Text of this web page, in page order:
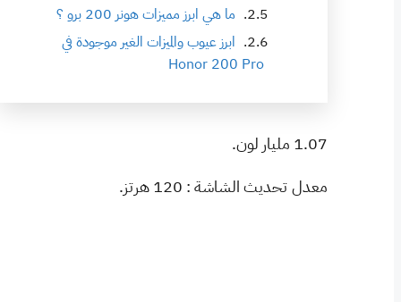
ما هي ابرز مميزات هونر 200 برو ؟
ابرز عيوب والميزات الغير موجودة في
Honor 200 Pro
1.07 مليار لون.
معدل تحديث الشاشة : 120 هرتز.